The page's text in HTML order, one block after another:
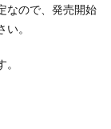
なので、発売開始
。